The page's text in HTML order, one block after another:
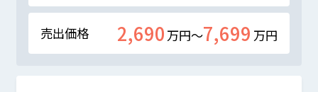
売出価格 2,690 万円～7,699 万円